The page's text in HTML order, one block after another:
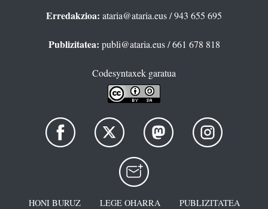
Erredakzioa: ataria@ataria.eus/ 943 655 695
Publizitatea: publi@ataria.eus/ 661 678 818
Codesyntaxek garatua
HONI BURUZ LEGE OHARRA
PUBLIZITATEA